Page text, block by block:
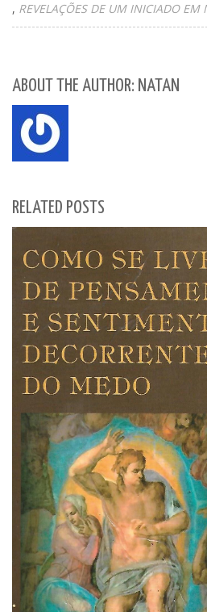
REVELAÇÕES DE UM INICIADO EM
ABOUT THE AUTHOR: NATAN
RELATED POSTS